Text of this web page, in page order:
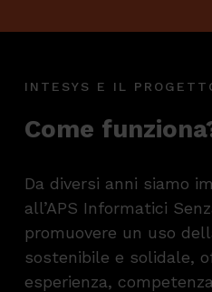
INTESYS E IL
Come
Da diversi anni siamo
all’APS Informatici
promuovere un uso
sostenibile e solidale,
esperienza,